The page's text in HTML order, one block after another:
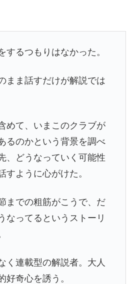
するつもりはなかった。
まま話すだけが解説では
めて、いまこのクラブが
るのかという背景を調べ
、どうなっていく可能性
すように心がけた。
までの粗筋がこうで、だ
なってるというストーリ
く連載型の解説者。大人
好奇心を誘う。